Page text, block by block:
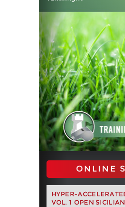
ONLINE
HYPER-
VOL. 1 OPEN SICILIAN